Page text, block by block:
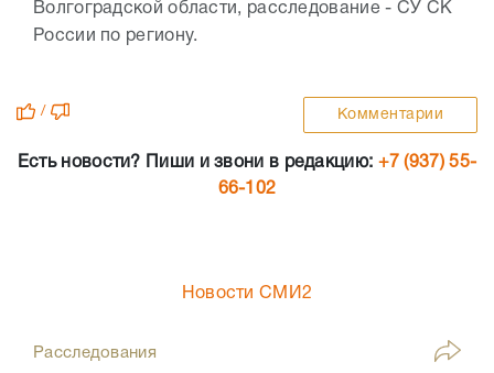
Волгоградской области, расследование - СУ СК
России по региону.
/ Комментарии
Есть новости? Пиши и звони в редакцию: +7 (937) 55-
66-102
Новости СМИ2
Расследования